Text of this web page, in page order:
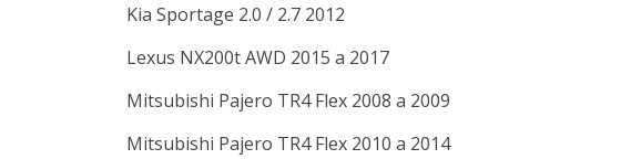
Kia Sportage 2.0 / 2.7 2012
Lexus NX200tAWD 2015 a 2017
Mitsubishi Pajero TR4 Flex 2008 a 2009
Mitsubishi Pajero TR4 Flex 2010 a 2014